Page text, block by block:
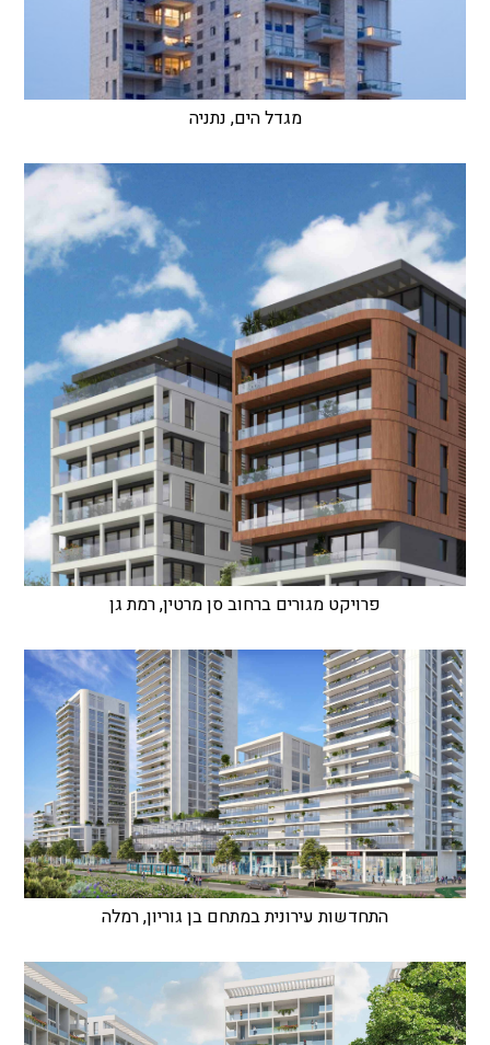
מגדל הים, נתניה
פרויקט מגורים ברחוב סן מרטין, רמת גן
התחדשות עירונית במתחם בן גוריון, רמלה